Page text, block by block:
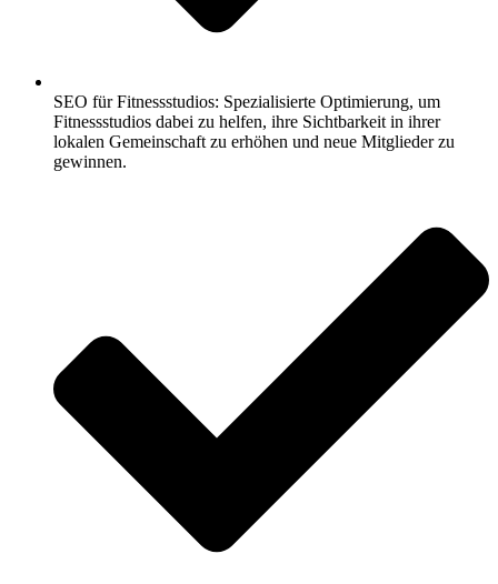
SEO für Fitnessstudios: Spezialisierte Optimierung, um
Fitnessstudios dabei zu helfen, ihre Sichtbarkeit in ihrer
lokalen Gemeinschaft zu erhöhen und neue Mitglieder zu
gewinnen.